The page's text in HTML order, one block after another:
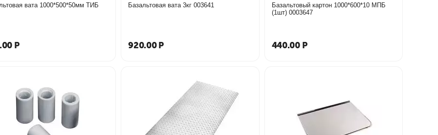
вата 1000*500*50мм ТИБ
Р
Базальтовая вата 3кг 003641
920.00 Р
Базальтовый картон 1000*600*10 МПБ
(1шт) 0003647
440.00 Р